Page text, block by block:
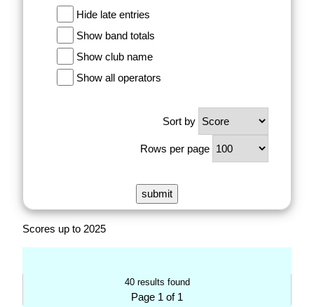
Hide late entries
Show band totals
Show club name
Show all operators
Sort by
Rows per page
Scores up to 2025
40 results found
Page 1 of 1